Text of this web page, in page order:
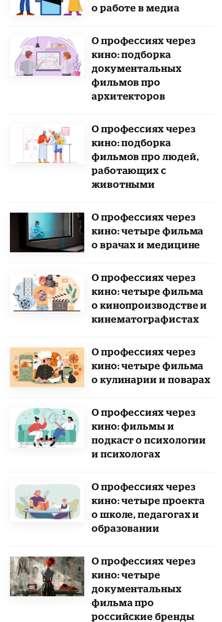
о работе в медиа
О профессиях через
кино: подборка
документальных
фильмов про
архитекторов
О профессиях через
кино: подборка
фильмов про людей,
работающих с
животными
О профессиях через
кино: четыре фильма
о врачах и медицине
О профессиях через
кино: четыре фильма
о кинопроизводстве и
кинематографистах
О профессиях через
кино: четыре фильма
о кулинарии и поварах
О профессиях через
кино: фильмы и
подкаст о психологии
и психологах
О профессиях через
кино: четыре проекта
о школе, педагогах и
образовании
О профессиях через
кино: четыре
документальных
фильма про
российские бренды